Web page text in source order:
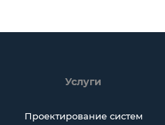
Услуги
Проектирование систем